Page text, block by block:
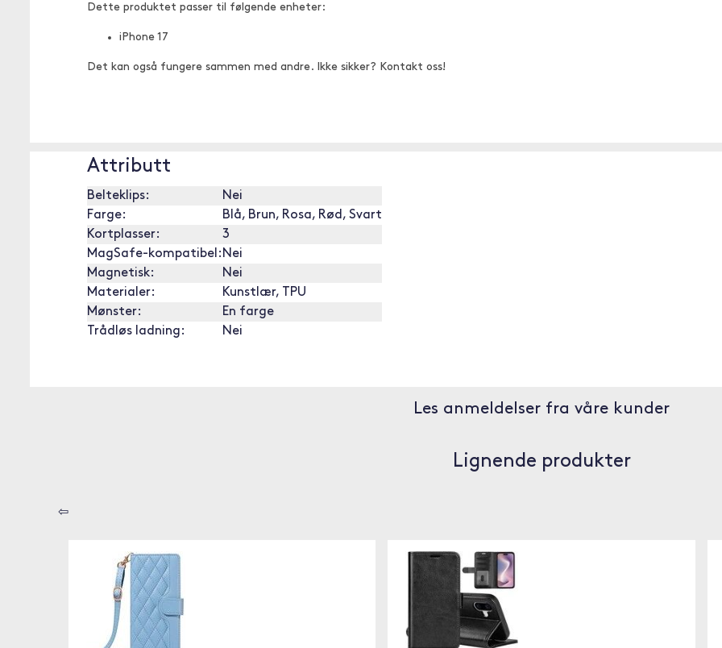
Dette produktet passer til følgende enheter:
iPhone 17
Det kan også fungere sammen med andre. Ikke sikker? Kontakt oss!
Attributt
Belteklips:
Nei
Farge:
Blå, Brun, Rosa, Rød, Svart
Kortplasser:
3
MagSafe-kompatibel: Nei
Magnetisk:
Nei
Materialer:
Kunstlær, TPU
Mønster:
En farge
Trådløs ladning:
Nei
Les anmeldelser fra våre kunder
Lignende produkter
⇦